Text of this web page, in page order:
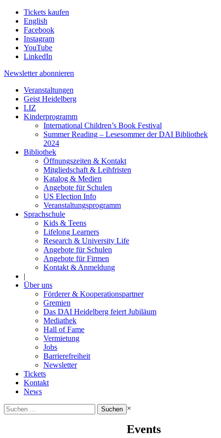
Tickets kaufen
English
Facebook
Instagram
YouTube
LinkedIn
Newsletter abonnieren
Veranstaltungen
Geist Heidelberg
LIZ
Kinderprogramm
International Children’s Book Festival
Summer Reading – Lesesommer der DAI Bibliothek
2024
Bibliothek
Öffnungszeiten & Kontakt
Mitgliedschaft & Leihfristen
Katalog & Medien
Angebote für Schulen
US Election Info
Veranstaltungsprogramm
Sprachschule
Kids & Teens
Lifelong Learners
Research & University Life
Angebote für Schulen
Angebote für Firmen
Kontakt & Anmeldung
|
Über uns
Förderer & Kooperationspartner
Gremien
Das DAI Heidelberg feiert Jubiläum
Mediathek
Hall of Fame
Vermietung
Jobs
Barrierefreiheit
Newsletter
Tickets
Kontakt
News
Suchen
nach:
×
Events